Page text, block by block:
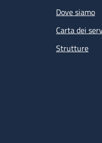
Dove siamo
Carta dei
Strutture